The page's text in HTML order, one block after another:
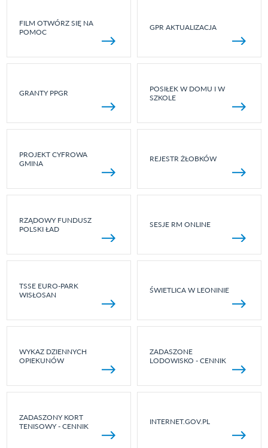
FILM OTWÓRZ SIĘ NA
POMOC
GPR AKTUALIZACJA
GRANTY PPGR
POSIŁEK W DOMU I W
SZKOLE
PROJEKT CYFROWA
GMINA
REJESTR ŻŁOBKÓW
RZĄDOWY FUNDUSZ
POLSKI ŁAD
SESJE RM ONLINE
TSSE EURO-PARK
WISŁOSAN
ŚWIETLICA W LEONINIE
WYKAZ DZIENNYCH
OPIEKUNÓW
ZADASZONE
LODOWISKO - CENNIK
ZADASZONY KORT
TENISOWY - CENNIK
INTERNET.GOV.PL